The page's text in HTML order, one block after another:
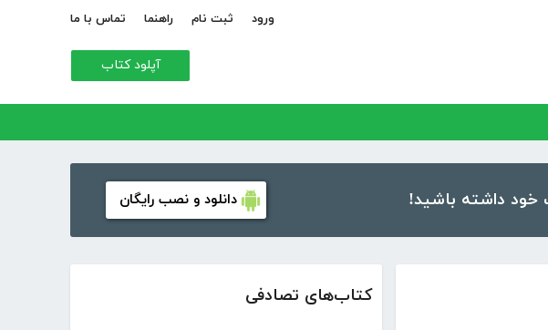
ورود ثبت نام راهنما تماس با ما
آپلود کتاب
دانلود و نصب رایگان
کتاب‌های تصادفی